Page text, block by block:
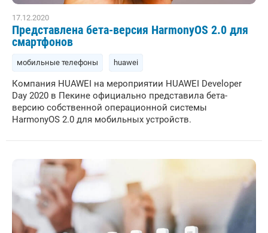
17.12.2020
Представлена бета-версия HarmonyOS 2.0 для
смартфонов
мобильные телефоны huawei
Компания HUAWEI на мероприятии HUAWEI Developer
Day 2020 в Пекине официально представила бета-
версию собственной операционной системы
HarmonyOS 2.0 для мобильных устройств.